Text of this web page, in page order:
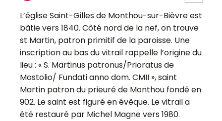
L’église Saint-Gilles de Monthou-sur-Bièvre est
bâtie vers 1840. Côté nord de la nef, on trouve
st Martin, patron primitif de la paroisse. Une
inscription au bas du vitrail rappelle l’origine du
lieu : « S. Martinus patronus/Prioratus de
Mostolio/ Fundati anno dom. CMII », saint
Martin patron du prieuré de Monthou fondé en
902. Le saint est figuré en évêque. Le vitrail a
été restauré par Michel Magne vers 1980.